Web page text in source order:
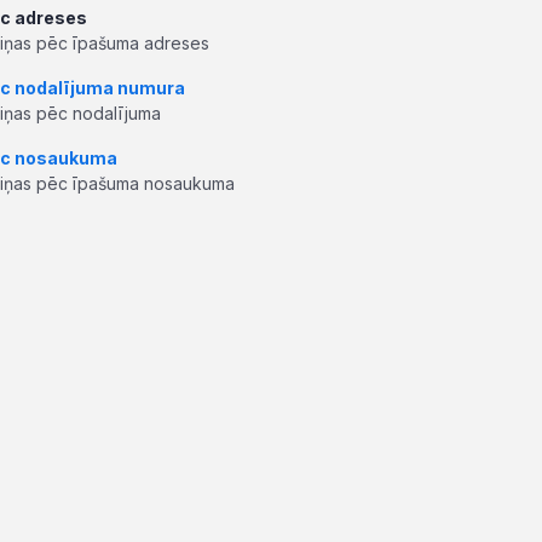
adreses
pēc īpašuma adreses
nodalījuma numura
pēc nodalījuma
nosaukuma
pēc īpašuma nosaukuma